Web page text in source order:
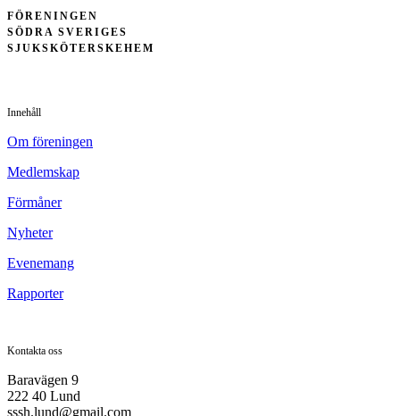
FÖRENINGEN
SÖDRA SVERIGES
SJUKSKÖTERSKEHEM
Innehåll
Om föreningen
Medlemskap
Förmåner
Nyheter
Evenemang
Rapporter
Kontakta oss
Baravägen 9
222 40 Lund
sssh.lund@gmail.com